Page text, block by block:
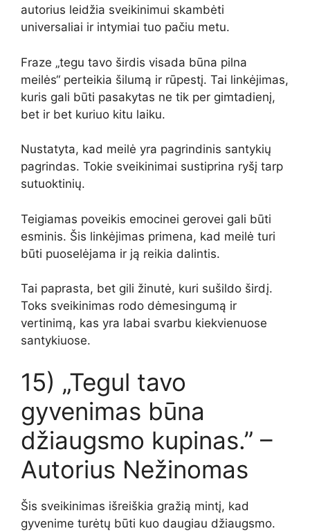
autorius leidžia sveikinimui skambėti
universaliai ir intymiai tuo pačiu metu.
Fraze „tegu tavo širdis visada būna pilna
meilės“ perteikia šilumą ir rūpestį. Tai linkėjimas,
kuris gali būti pasakytas ne tik per gimtadienį,
bet ir bet kuriuo kitu laiku.
Nustatyta, kad meilė yra pagrindinis santykių
pagrindas. Tokie sveikinimai sustiprina ryšį tarp
sutuoktinių.
Teigiamas poveikis emocinei gerovei gali būti
esminis. Šis linkėjimas primena, kad meilė turi
būti puoselėjama ir ją reikia dalintis.
Tai paprasta, bet gili žinutė, kuri sušildo širdį.
Toks sveikinimas rodo dėmesingumą ir
vertinimą, kas yra labai svarbu kiekvienuose
santykiuose.
15) „Tegul tavo
gyvenimas būna
džiaugsmo kupinas.” –
Autorius Nežinomas
Šis sveikinimas išreiškia gražią mintį, kad
gyvenime turėtų būti kuo daugiau džiaugsmo.